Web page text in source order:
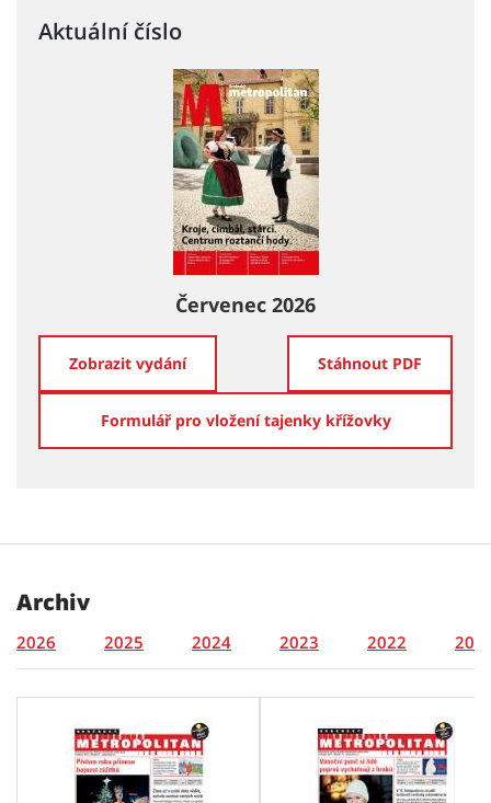
Aktuální číslo
Červenec 2026
Zobrazit vydání Stáhnout PDF
Formulář pro vložení tajenky křížovky
Archiv
2026 2025 2024 2023 2022